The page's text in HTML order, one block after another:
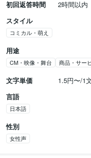
初回返答時間
2時間以内
スタイル
コミカル・萌え
用途
CM・映像・舞台 商品・サー
文字単価
1.5円〜/1
言語
日本語
性別
女性声